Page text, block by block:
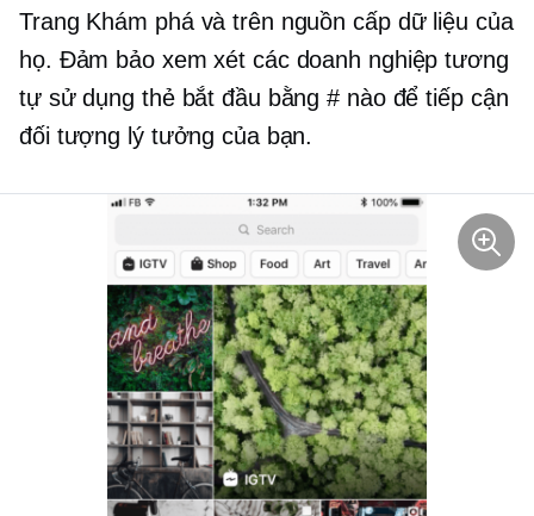
Trang Khám phá và trên nguồn cấp dữ liệu của
họ. Đảm bảo xem xét các doanh nghiệp tương
tự sử dụng thẻ bắt đầu bằng # nào để tiếp cận
đối tượng lý tưởng của bạn.